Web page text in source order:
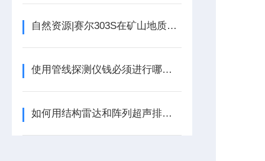
自然资源|赛尔303S在矿山地质环境保护测绘中的应用
使用管线探测仪钱必须进行哪些常规检查？
如何用结构雷达和阵列超声排查新建隧道渗水点？